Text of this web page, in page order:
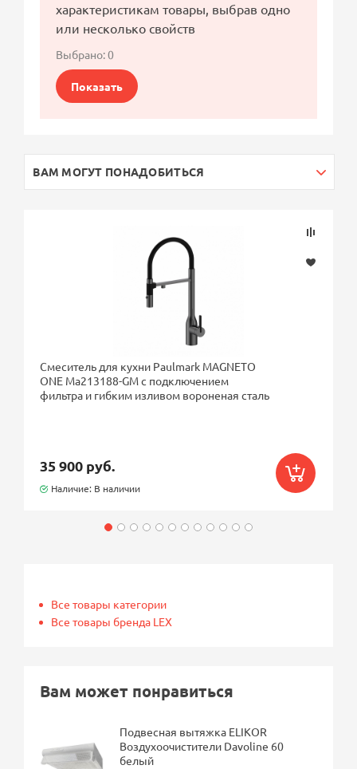
характеристикам товары, выбрав одно
или несколько свойств
Выбрано:0
Показать
ВАМ МОГУТ ПОНАДОБИТЬСЯ
Смеситель для кухни Paulmark MAGNETO
ONE Ma213188-GM с подключением
фильтра и гибким изливом вороненая сталь
35 900 руб.
Наличие: В наличии
Все товары категории
Все товары бренда LEX
Вам может понравиться
Подвесная вытяжка ELIKOR
Воздухоочистители Davoline 60
белый